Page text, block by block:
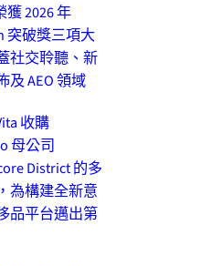
獲 2026 年
突破獎三項大
社交聆聽、新
及 AEO 領域
收購
母公司
District 的多
為構建全新意
品平台邁出第